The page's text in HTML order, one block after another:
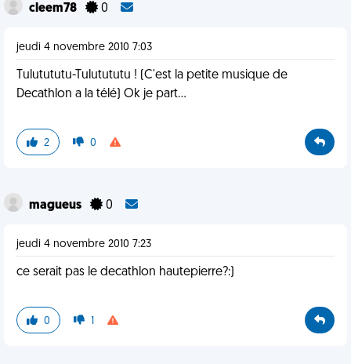
cleem78 0
jeudi 4 novembre 2010 7:03
Tulutututu-Tulutututu ! (C'est la petite musique de
Decathlon a la télé) Ok je part...
2 0
magueus 0
jeudi 4 novembre 2010 7:23
ce serait pas le decathlon hautepierre?:)
0 1